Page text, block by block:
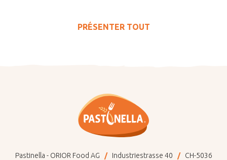
PRÉSENTER TOUT
Pastinella - ORIOR Food AG Industriestrasse 40
CH-5036